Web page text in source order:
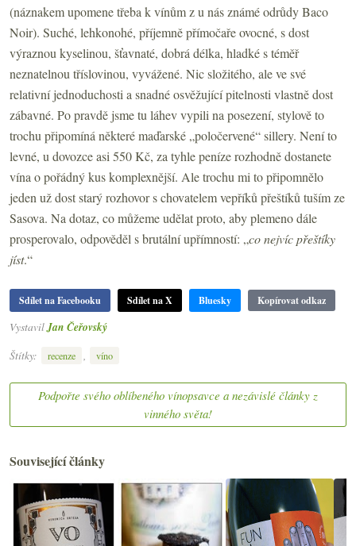
(náznakem upomene třeba k vínům z u nás známé odrůdy Baco
Noir). Suché, lehkonohé, příjemně přímočaře ovocné, s dost
výraznou kyselinou, šťavnaté, dobrá délka, hladké s téměř
neznatelnou tříslovinou, vyvážené. Nic složitého, ale ve své
relativní jednoduchosti a snadné osvěžující pitelnosti vlastně dost
zábavné. Po pravdě jsme tu láhev vypili na posezení, stylově to
trochu připomíná některé maďarské „poločervené“ sillery. Není to
levné, u dovozce asi 550 Kč, za tyhle peníze rozhodně dostanete
vína o pořádný kus komplexnější. Ale trochu mi to připomnělo
jeden už dost starý rozhovor s chovatelem vepříků přeštíků tuším ze
Sasova. Na dotaz, co můžeme udělat proto, aby plemeno dále
prosperovalo, odpověděl s brutální upřímností: „co nejvíc přeštíky
jíst.“
Sdílet na Facebooku Sdílet na X Bluesky Kopírovat odkaz
Vystavil Jan Čeřovský
Štítky:
recenze , víno
Podpořte svého oblíbeného vínopsavce a nezávislé články z
vinného světa!
Související články